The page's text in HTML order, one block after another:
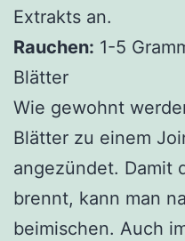
Extrakts an.
Rauchen: 1-5
Blätter
Wie gewohnt
Blätter zu einem
angezündet. Damit
brennt, kann man
beimischen. Auch